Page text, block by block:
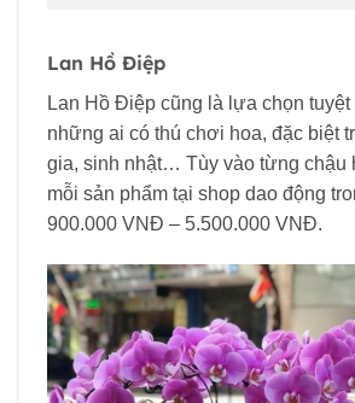
Lan Hồ Điệp
Lan Hồ Điệp cũng là lựa chọn
những ai có thú chơi hoa, đặc biệt
gia, sinh nhật… Tùy vào từng chậu
mỗi sản phẩm tại shop dao động
900.000 VNĐ – 5.500.000 VNĐ.